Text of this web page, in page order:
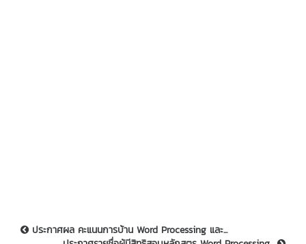
ประกาศผล คะแนนการบ้าน Word Processing และ...